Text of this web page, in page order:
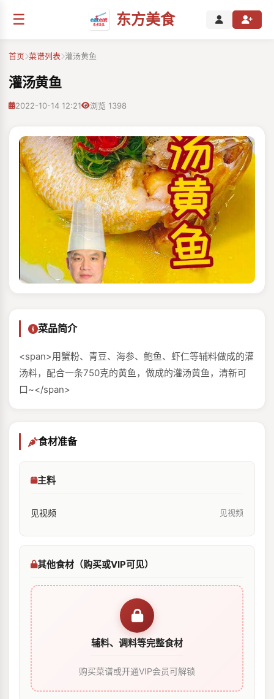
☰ 东方美食
首页 菜谱列表 灌汤黄鱼
灌汤黄鱼
2022-10-14 12:21 浏览 1398
菜品简介
<span>用蟹粉、青豆、海参、鲍鱼、虾仁等辅料做成的灌
汤料，配合一条750克的黄鱼，做成的灌汤黄鱼，清新可
口~</span>
食材准备
主料
见视频 见视频
其他食材（购买或VIP可见）
辅料、调料等完整食材
购买菜谱或开通VIP会员可解锁